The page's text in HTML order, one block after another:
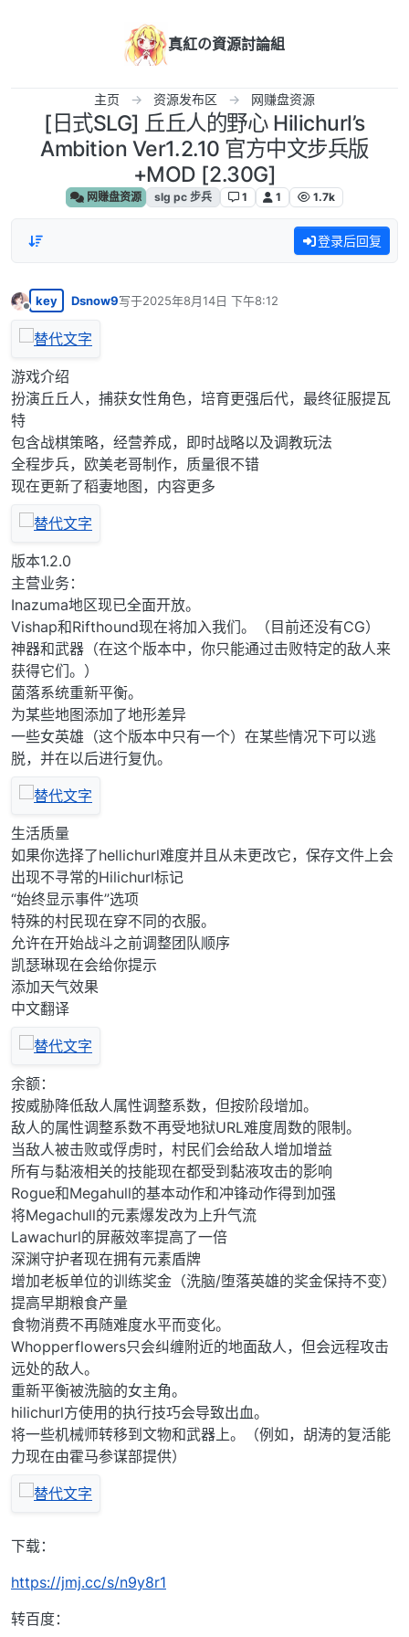
真紅の資源討論組
主页 资源发布区 网赚盘资源
[日式SLG] 丘丘人的野心 Hilichurl’s
Ambition Ver1.2.10 官方中文步兵版
+MOD [2.30G]
网赚盘资源 slg pc 步兵 1 1 1.7k
登录后回复
离线
key Dsnow9写于2025年8月14日 下午8:12
最后由 编辑
游戏介绍
扮演丘丘人，捕获女性角色，培育更强后代，最终征服提瓦
特
包含战棋策略，经营养成，即时战略以及调教玩法
全程步兵，欧美老哥制作，质量很不错
现在更新了稻妻地图，内容更多
版本1.2.0
主营业务：
Inazuma地区现已全面开放。
Vishap和Rifthound现在将加入我们。（目前还没有CG）
神器和武器（在这个版本中，你只能通过击败特定的敌人来
获得它们。）
菌落系统重新平衡。
为某些地图添加了地形差异
一些女英雄（这个版本中只有一个）在某些情况下可以逃
脱，并在以后进行复仇。
生活质量
如果你选择了hellichurl难度并且从未更改它，保存文件上会
出现不寻常的Hilichurl标记
“始终显示事件”选项
特殊的村民现在穿不同的衣服。
允许在开始战斗之前调整团队顺序
凯瑟琳现在会给你提示
添加天气效果
中文翻译
余额：
按威胁降低敌人属性调整系数，但按阶段增加。
敌人的属性调整系数不再受地狱URL难度周数的限制。
当敌人被击败或俘虏时，村民们会给敌人增加增益
所有与黏液相关的技能现在都受到黏液攻击的影响
Rogue和Megahull的基本动作和冲锋动作得到加强
将Megachull的元素爆发改为上升气流
Lawachurl的屏蔽效率提高了一倍
深渊守护者现在拥有元素盾牌
增加老板单位的训练奖金（洗脑/堕落英雄的奖金保持不变）
提高早期粮食产量
食物消费不再随难度水平而变化。
Whopperflowers只会纠缠附近的地面敌人，但会远程攻击
远处的敌人。
重新平衡被洗脑的女主角。
hilichurl方使用的执行技巧会导致出血。
将一些机械师转移到文物和武器上。（例如，胡涛的复活能
力现在由霍马参谋部提供）
下载：
https://jmj.cc/s/n9y8r1
转百度：